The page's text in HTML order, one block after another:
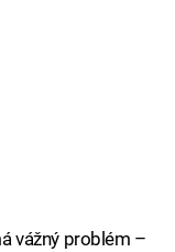
vážný problém –